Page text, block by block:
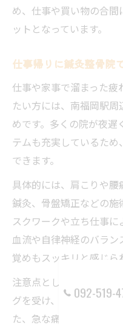
め、仕事や買い物の合
ットとなっています。
仕事帰りに鍼灸整骨院
仕事や家事で溜まった
たい方には、南福岡駅
めです。多くの院が夜遅
テムも充実しているた
できます。
具体的には、肩こりや
鍼灸、骨盤矯正などの
スクワークや立ち仕事
血流や自律神経のバラ
覚めもスッキリと感じら
注意点として、初回は施
グを受け、体調や既往歴
た、急な痛みには無理
092-519-